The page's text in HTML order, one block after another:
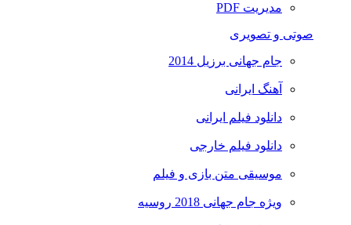
مدیریت PDF
صوتی و تصویری
جام جهانی برزیل 2014
آهنگ ایرانی
دانلود فیلم ایرانی
دانلود فیلم خارجی
موسیقی متن بازی و فیلم
ویژه جام جهانی 2018 روسیه